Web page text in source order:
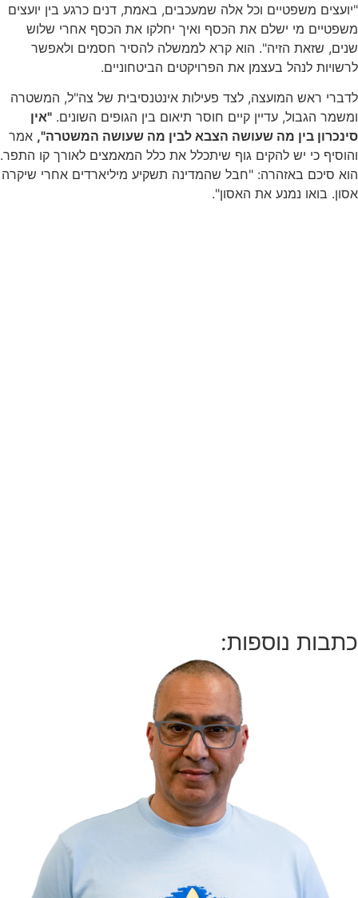
"יועצים משפטיים וכל אלה שמעכבים, באמת, דנים כרגע בין יועצים
משפטיים מי ישלם את הכסף ואיך יחלקו את הכסף אחרי שלוש
שנים, שזאת הזיה". הוא קרא לממשלה להסיר חסמים ולאפשר
לרשויות לנהל בעצמן את הפרויקטים הביטחוניים.
לדברי ראש המועצה, לצד פעילות אינטנסיבית של צה"ל, המשטרה
ומשמר הגבול, עדיין קיים חוסר תיאום בין הגופים השונים. "אין
סינכרון בין מה שעושה הצבא לבין מה שעושה המשטרה", אמר
והוסיף כי יש להקים גוף שיתכלל את כלל המאמצים לאורך קו התפר.
הוא סיכם באזהרה: "חבל שהמדינה תשקיע מיליארדים אחרי שיקרה
אסון. בואו נמנע את האסון".
כתבות נוספות: